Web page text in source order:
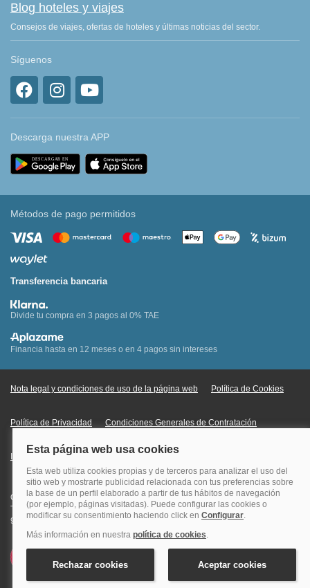
Blog hoteles y viajes
Consejos de viajes, ofertas de hoteles y últimas noticias del sector.
Síguenos
Descarga nuestra APP
Métodos de pago permitidos
Transferencia bancaria
Divide tu compra en 3 pagos al 0% TAE
Financia hasta en 12 meses o en 4 pagos sin intereses
Nota legal y condiciones de uso de la página web Política de Cookies
Política de Privacidad Condiciones Generales de Contratación
Información Legal sobre Mercados en Línea
Quehoteles.com - Especialistas en hoteles © Copyright Veturis Travel S.A.
Todos los derechos reservados. Autorización nº I-AV0000879.4 Tel: +34
915759999